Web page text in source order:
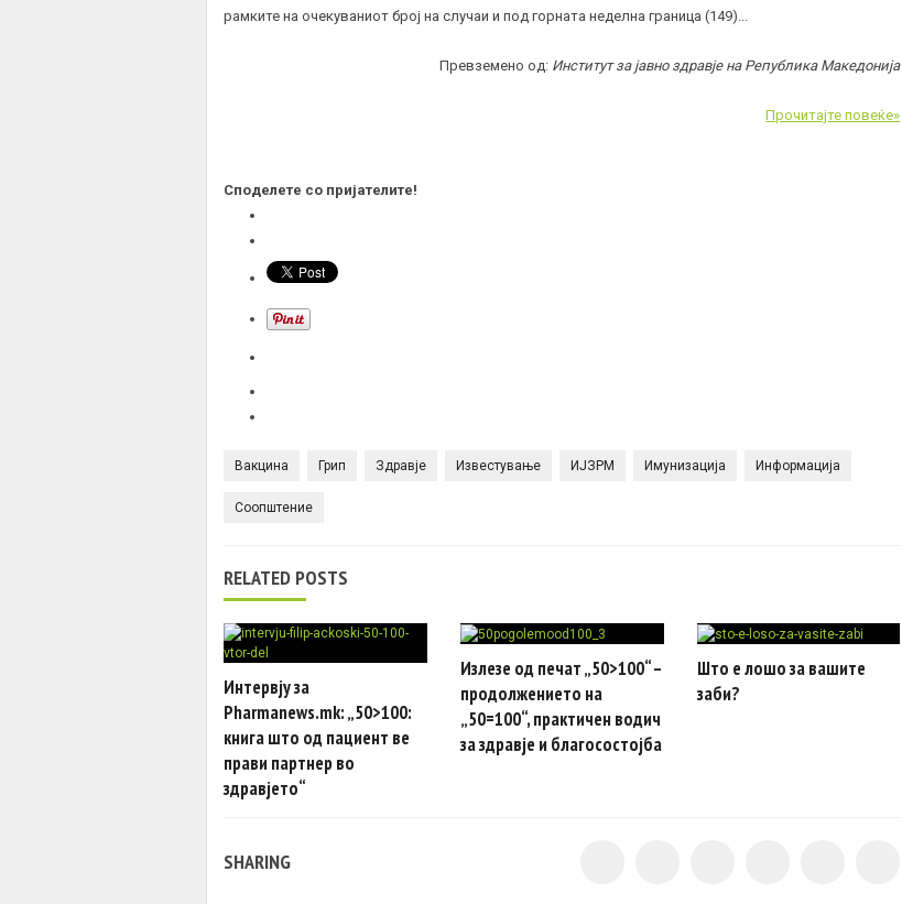
рамките на очекуваниот број на случаи и под горната неделна граница (149).
Превземено од: Институт за јавно здравје на Република Македонија
Прочитајте повеќе»
Споделете со пријателите!
Вакцина Грип Здравје Известување ИЈЗРМ Имунизација Информација
Соопштение
RELATED POSTS
Интервју за
Pharmanews.mk: „50>100:
книга што од пациент ве
прави партнер во
здравјето“
Излезе од печат „50>100“ –
продолжението на
„50=100“, практичен водич
за здравје и благосостојба
Што е лошо за вашите
заби?
SHARING